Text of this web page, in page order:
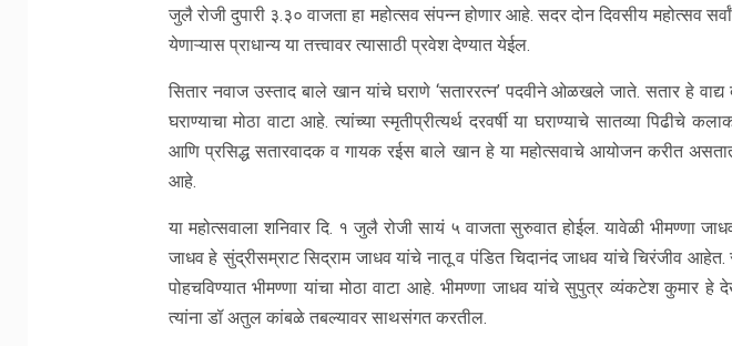
जुलै रोजी दुपारी ३.३० वाजता हा महोत्सव संपन्न होणार आहे. सदर दोन दिवसीय महोत्सव
येणाऱ्यास प्राधान्य या तत्त्वावर त्यासाठी प्रवेश देण्यात येईल.
सितार नवाज उस्ताद बाले खान यांचे घराणे ‘सताररत्न’ पदवीने ओळखले जाते. सतार हे वाद्य
घराण्याचा मोठा वाटा आहे. त्यांच्या स्मृतीप्रीत्यर्थ दरवर्षी या घराण्याचे सातव्या पिढीचे
आणि प्रसिद्ध सतारवादक व गायक रईस बाले खान हे या महोत्सवाचे आयोजन करीत
आहे.
या महोत्सवाला शनिवार दि. १ जुलै रोजी सायं ५ वाजता सुरुवात होईल. यावेळी भीमण्णा
जाधव हे सुंद्रीसम्राट सिद्राम जाधव यांचे नातू व पंडित चिदानंद जाधव यांचे चिरंजीव आहेत.
पोहचविण्यात भीमण्णा यांचा मोठा वाटा आहे. भीमण्णा जाधव यांचे सुपुत्र व्यंकटेश कुमार हे
त्यांना डॉ अतुल कांबळे तबल्यावर साथसंगत करतील.